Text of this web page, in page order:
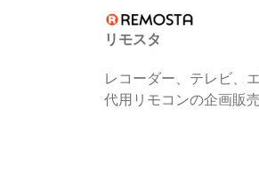
リモスタ
レコーダー、テレビ、
代用リモコンの企画販売